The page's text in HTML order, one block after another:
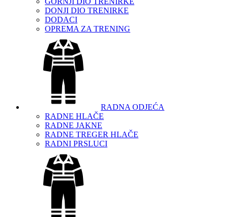
DONJI DIO TRENIRKE
DODACI
OPREMA ZA TRENING
RADNA ODJEĆA
RADNE HLAČE
RADNE JAKNE
RADNE TREGER HLAČE
RADNI PRSLUCI